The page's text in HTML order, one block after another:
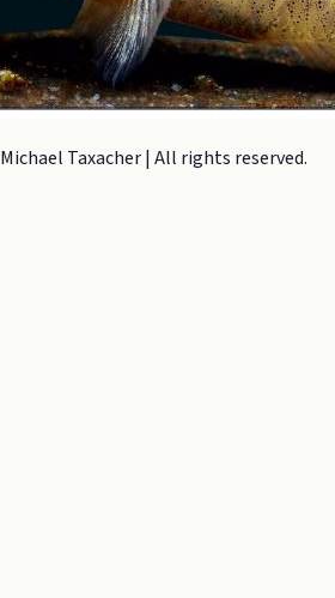
Michael Taxacher | All rights reserved.